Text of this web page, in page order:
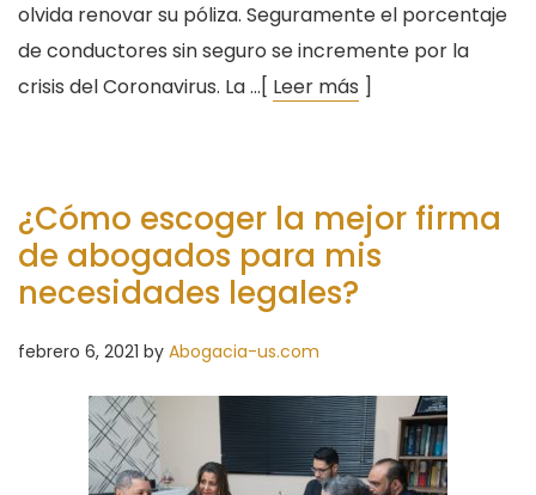
olvida renovar su póliza. Seguramente el porcentaje
de conductores sin seguro se incremente por la
crisis del Coronavirus. La …[ Leer más ]
¿Cómo escoger la mejor firma
de abogados para mis
necesidades legales?
febrero 6, 2021 by Abogacia-us.com